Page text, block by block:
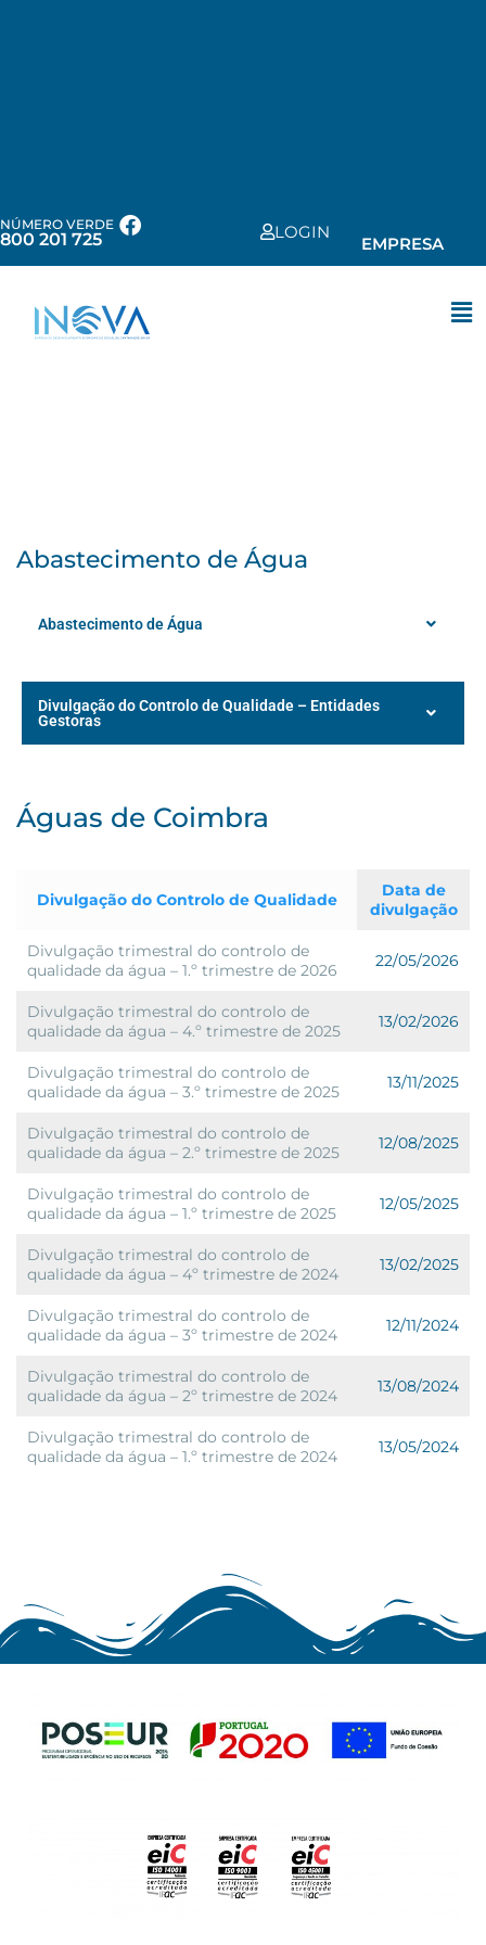
NÚMERO VERDE
800 201 725 LOGIN
EMPRESA
Abastecimento de Água
Abastecimento de Água
Divulgação do Controlo de Qualidade – Entidades
Gestoras
Águas de Coimbra
Divulgação do Controlo de Qualidade
Data de
divulgação
Divulgação trimestral do controlo de
qualidade da água – 1.º trimestre de 2026
22/05/2026
Divulgação trimestral do controlo de
qualidade da água – 4.º trimestre de 2025
13/02/2026
Divulgação trimestral do controlo de
qualidade da água – 3.º trimestre de 2025
13/11/2025
Divulgação trimestral do controlo de
qualidade da água – 2.º trimestre de 2025
12/08/2025
Divulgação trimestral do controlo de
qualidade da água – 1.º trimestre de 2025
12/05/2025
Divulgação trimestral do controlo de
qualidade da água – 4º trimestre de 2024
13/02/2025
Divulgação trimestral do controlo de
qualidade da água – 3º trimestre de 2024
12/11/2024
Divulgação trimestral do controlo de
qualidade da água – 2º trimestre de 2024
13/08/2024
Divulgação trimestral do controlo de
qualidade da água – 1.º trimestre de 2024
13/05/2024